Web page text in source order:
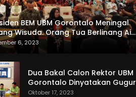
BEM UBM Gorontalo Meningal
Wisuda. Orang Tua Berlinang Air
Menerima SKL dan Pemasangan
6, 2023
Dua Bakal Calon Rektor UBM
Gorontalo Dinyatakan Gugur
Oktober 17, 2023